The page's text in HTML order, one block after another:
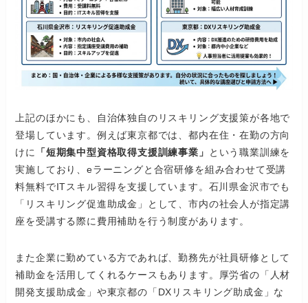
上記のほかにも、自治体独自のリスキリング支援策が各地で
登場しています。例えば東京都では、都内在住・在勤の方向
けに
「短期集中型資格取得支援訓練事業」
という職業訓練を
実施しており、eラーニングと合宿研修を組み合わせて受講
料無料でITスキル習得を支援しています。石川県金沢市でも
「リスキリング促進助成金」として、市内の社会人が指定講
座を受講する際に費用補助を行う制度があります。
また企業に勤めている方であれば、勤務先が社員研修として
補助金を活用してくれるケースもあります。厚労省の「人材
開発支援助成金」や東京都の「DXリスキリング助成金」な